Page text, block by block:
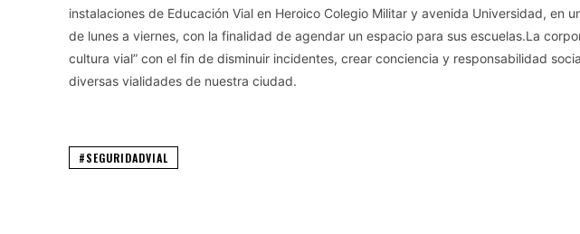
instalaciones de Educación Vial en Heroico Colegio Militar y avenida Universidad, en
de lunes a viernes, con la finalidad de agendar un espacio para sus escuelas.La
cultura vial” con el fin de disminuir incidentes, crear conciencia y responsabilidad
diversas vialidades de nuestra ciudad.
#SEGURIDADVIAL